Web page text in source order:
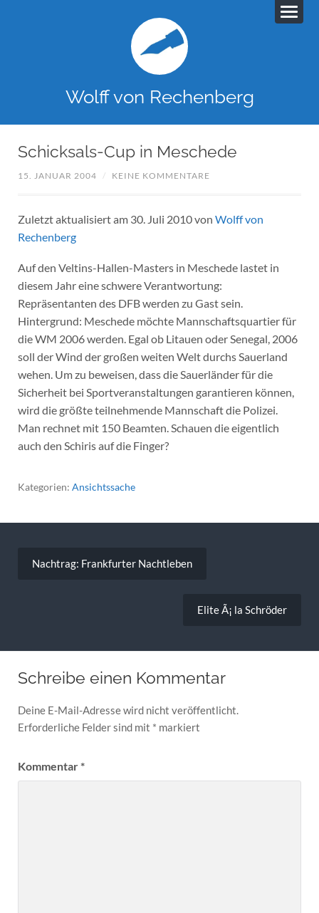
Wolff von Rechenberg
Schicksals-Cup in Meschede
15. JANUAR 2004 / KEINE KOMMENTARE
Zuletzt aktualisiert am 30. Juli 2010 von Wolff von
Rechenberg
Auf den Veltins-Hallen-Masters in Meschede lastet in
diesem Jahr eine schwere Verantwortung:
Repräsentanten des DFB werden zu Gast sein.
Hintergrund: Meschede möchte Mannschaftsquartier für
die WM 2006 werden. Egal ob Litauen oder Senegal, 2006
soll der Wind der großen weiten Welt durchs Sauerland
wehen. Um zu beweisen, dass die Sauerländer für die
Sicherheit bei Sportveranstaltungen garantieren können,
wird die größte teilnehmende Mannschaft die Polizei.
Man rechnet mit 150 Beamten. Schauen die eigentlich
auch den Schiris auf die Finger?
Kategorien: Ansichtssache
Nachtrag: Frankfurter Nachtleben
Elite Ã¡ la Schröder
Schreibe einen Kommentar
Deine E-Mail-Adresse wird nicht veröffentlicht.
Erforderliche Felder sind mit * markiert
Kommentar*